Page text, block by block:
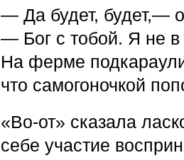
— Да будет, будет,—
— Бог с тобой. Я не в
На ферме
что самогоночкой
«Во-от» сказала
себе участие